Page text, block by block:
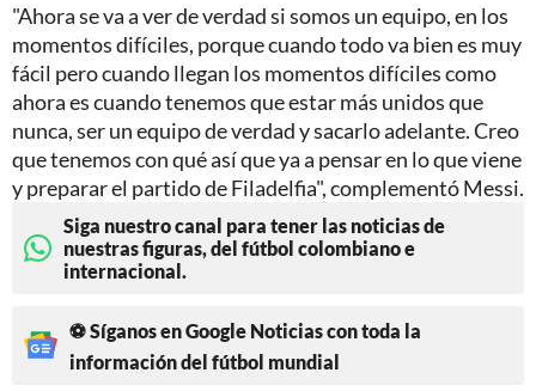
"Ahora se va a ver de verdad si somos un equipo, en los
momentos difíciles, porque cuando todo va bien es muy
fácil pero cuando llegan los momentos difíciles como
ahora es cuando tenemos que estar más unidos que
nunca, ser un equipo de verdad y sacarlo adelante. Creo
que tenemos con qué así que ya a pensar en lo que viene
y preparar el partido de Filadelfia", complementó Messi.
Siga nuestro canal para tener las noticias de
nuestras figuras, del fútbol colombiano e
internacional.
⚽ Síganos en Google Noticias con toda la
información del fútbol mundial